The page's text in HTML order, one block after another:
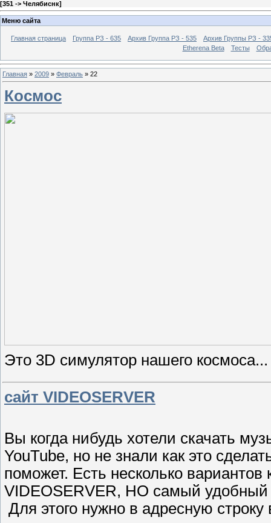
[351 -> Челябиснк]
Меню сайта
Главная страница Группа РЗ - 635 Архив Группа РЗ - 535
Архив Группы РЗ -
Etherena Beta
Тесты
Главная » 2009 » Февраль » 22
Космос
Это 3D симулятор нашего
сайт VIDEOSERVER
Вы когда нибудь хотели скачать
YouTube, но не знали как это
поможет. Есть несколько вариантов
VIDEOSERVER, НО самый удобный
Для этого нужно в адресную